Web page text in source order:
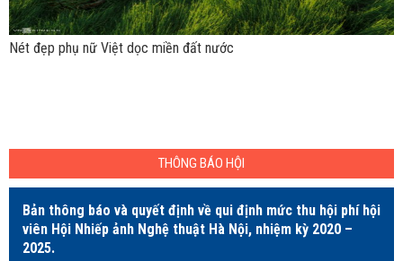
Nét đẹp phụ nữ Việt dọc miền đất nước
THÔNG BÁO HỘI
Bản thông báo và quyết định về qui định mức thu hội phí hội
viên Hội Nhiếp ảnh Nghệ thuật Hà Nội, nhiệm kỳ 2020 –
2025.